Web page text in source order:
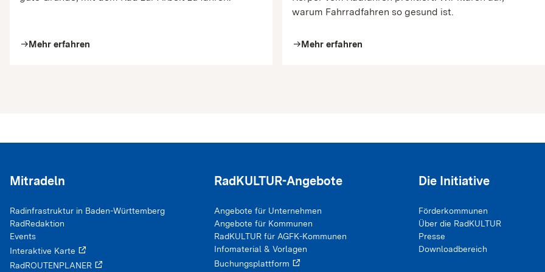
arrow_rightMehr erfahren
warum Fahrradfahren so gesund ist.
arrow_rightMehr erfahren
Facebook
X / Twitter
LinkedIn
Mitradeln
Radinfrastruktur in Baden-Württemberg
RadRedaktion
Events
Interaktive Karte
RadROUTENPLANER
RadKULTUR-Angebote
Angebote für Unternehmen
Angebote für Kommunen
RadKULTUR für AGFK-Kommunen
Infomaterial & Vorlagen
Buchungsplattform
Die Initiative
Förderkommunen
Über die RadKULTUR
Presse
Downloadbereich